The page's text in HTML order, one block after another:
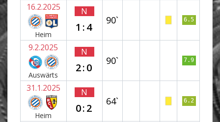
16.2.2025
Heim
N
1:4
90` 6.5
9.2.2025
Auswärts
N
2:0
90` 7.9
31.1.2025
Heim
N
0:2
64` 6.2